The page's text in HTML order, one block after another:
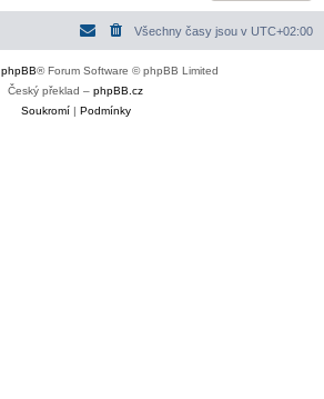
Všechny časy jsou v UTC+02:00
phpBB® Forum Software © phpBB Limited
Český překlad – phpBB.cz
Soukromí| Podmínky